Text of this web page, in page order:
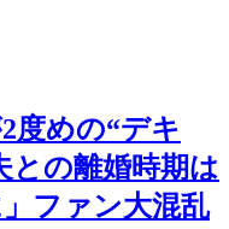
度めの“デキ
の離婚時期は
ファン大混乱